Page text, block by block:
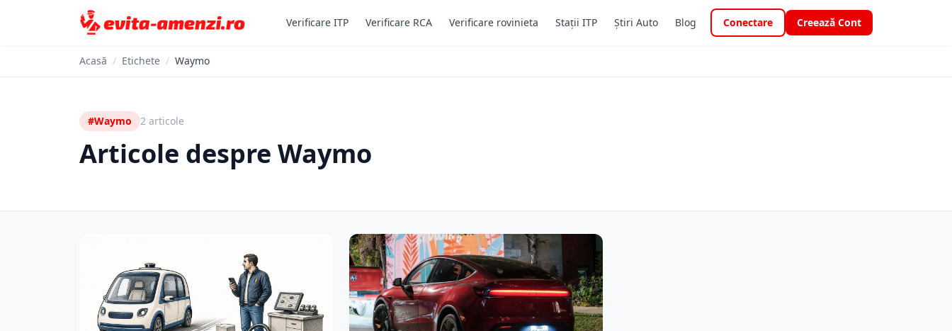
Verificare ITP Verificare RCA Verificare rovinieta Stații ITP Știri Auto Blog Conectare Creează Cont
Acasă / Etichete / Waymo
#Waymo 2 articole
Articole despre Waymo